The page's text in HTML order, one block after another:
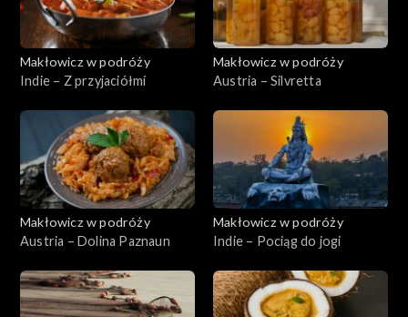
Makłowicz w podróży
Indie – Z przyjaciółmi
Makłowicz w podróży
Austria – Silvretta
Makłowicz w podróży
Austria – Dolina Paznaun
Makłowicz w podróży
Indie – Pociąg do jogi